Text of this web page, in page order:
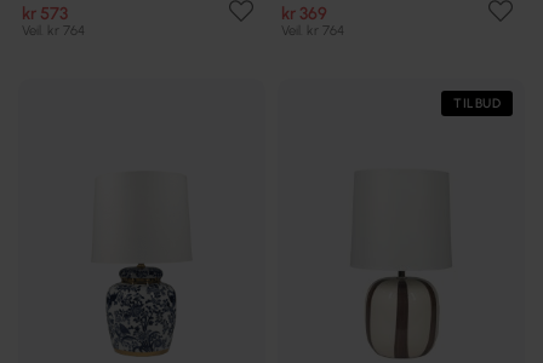
kr 573
Veil. kr 764
kr 369
Veil. kr 764
TILBUD